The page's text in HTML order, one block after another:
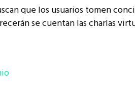
que los usuarios tomen
se cuentan las charlas